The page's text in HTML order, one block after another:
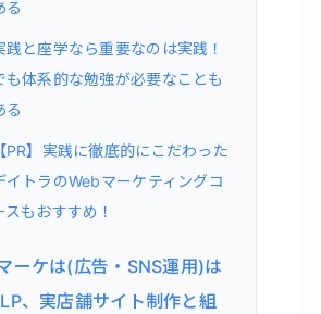
る
践と座学なら重要なのは実践！
も体系的な勉強が必要なことも
る
【PR】実践に徹底的にこだわった
イトラのWebマーケティングコ
スもおすすめ！
ーケは(広告・SNS運用)は
、実店舗サイト制作と組